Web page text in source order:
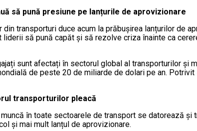
să pună presiune pe lanțurile de aprovizionare
transporturi duce acum la prăbușirea lanțurilor de
liderii să pună capăt și să rezolve criza înainte ca
sunt afectați în sectorul global al transporturilor și
de peste 20 de miliarde de dolari pe an.
transporturilor pleacă
în toate sectoarele de transport se datorează
și mai mult lanțul de aprovizionare.